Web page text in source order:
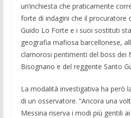
un’inchiesta che praticamente
forte di indagini che il procuratore
Guido Lo Forte e i suoi sostituti
geografia mafiosa barcellonese,
clamorosi pentimenti del boss dei
Bisognano e del reggente Santo
La modalità investigativa ha però
di un osservatore. “Ancora una
Messina riserva i modi più gentili